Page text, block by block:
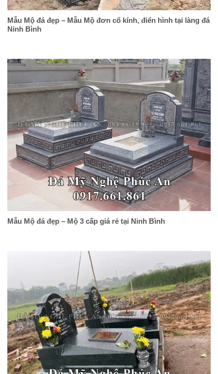
Mẫu Mộ đá đẹp – Mẫu Mộ đơn cổ kính, điển hình tại làng đá
Ninh Bình
Mẫu Mộ đá đẹp – Mộ 3 cấp giá rẻ tại Ninh Bình